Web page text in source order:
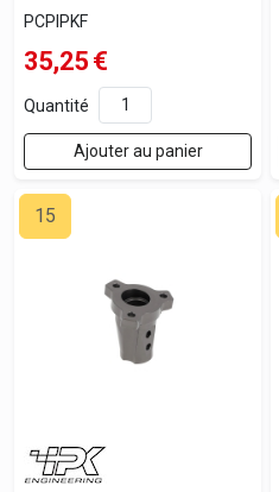
PCPIPKF
35,25 €
Quantité
Ajouter au panier
15